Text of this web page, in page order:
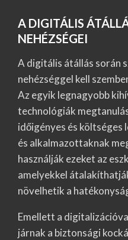
A DIGITÁLIS
NEHÉZSÉGEI
A digitális átállás során
nehézséggel kell
Az egyik legnagyobb
technológiák
időigényes és költséges
és alkalmazottaknak
használják ezeket az
amelyekkel
növelhetik a
Emellett a
járnak a biztonsági